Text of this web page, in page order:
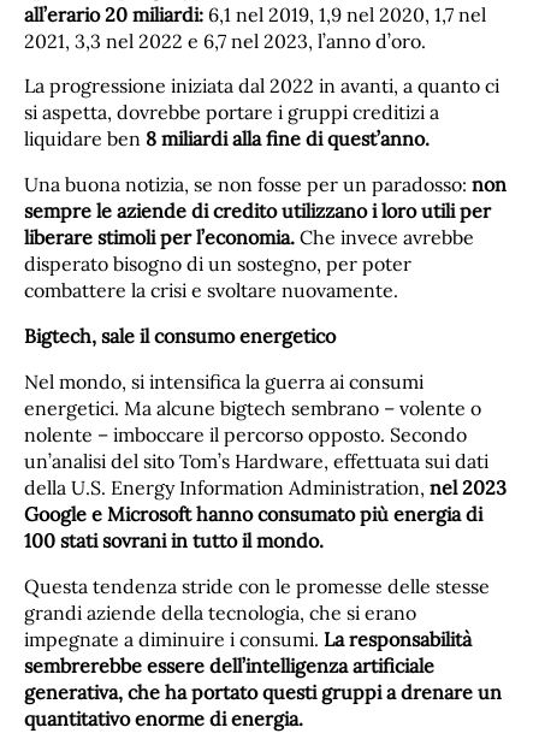
all’erario 20 miliardi: 6,1 nel 2019, 1,9 nel 2020, 1,7 nel
2021, 3,3 nel 2022 e 6,7 nel 2023, l’anno d’oro.
La progressione iniziata dal 2022 in avanti, a quanto ci
si aspetta, dovrebbe portare i gruppi creditizi a
liquidare ben 8 miliardi alla fine di quest’anno.
Una buona notizia, se non fosse per un paradosso: non
sempre le aziende di credito utilizzano i loro utili per
liberare stimoli per l’economia. Che invece avrebbe
disperato bisogno di un sostegno, per poter
combattere la crisi e svoltare nuovamente.
Bigtech, sale il consumo energetico
Nel mondo, si intensifica la guerra ai consumi
energetici. Ma alcune bigtech sembrano – volente o
nolente – imboccare il percorso opposto. Secondo
un’analisi del sito Tom’s Hardware, effettuata sui dati
della U.S. Energy Information Administration, nel 2023
Google e Microsoft hanno consumato più energia di
100 stati sovrani in tutto il mondo.
Questa tendenza stride con le promesse delle stesse
grandi aziende della tecnologia, che si erano
impegnate a diminuire i consumi. La responsabilità
sembrerebbe essere dell’intelligenza artificiale
generativa, che ha portato questi gruppi a drenare un
quantitativo enorme di energia.